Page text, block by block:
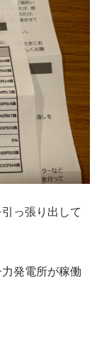
っ張り出して
発電所が稼働
料金